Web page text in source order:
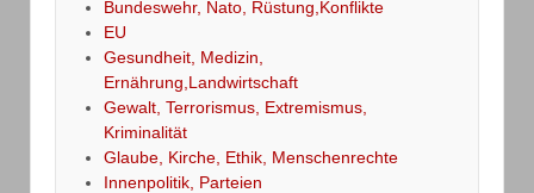
Bundeswehr, Nato, Rüstung,Konflikte
EU
Gesundheit, Medizin,
Ernährung,Landwirtschaft
Gewalt, Terrorismus, Extremismus,
Kriminalität
Glaube, Kirche, Ethik, Menschenrechte
Innenpolitik, Parteien